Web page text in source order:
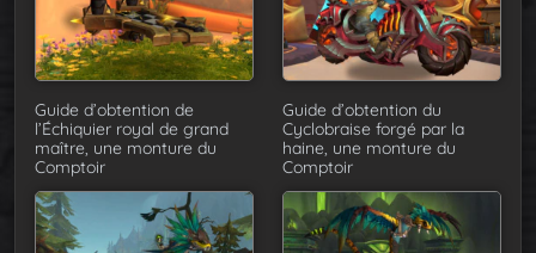
Guide d’obtention de
l’Échiquier royal de grand
maître, une monture du
Comptoir
Guide d’obtention du
Cyclobraise forgé par la
haine, une monture du
Comptoir